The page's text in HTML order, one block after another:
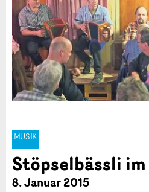
MUSIK
Stöpselbässli
8. Januar 2015